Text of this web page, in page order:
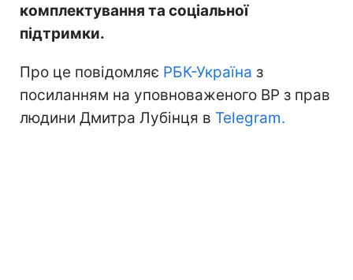
комплектування та соціальної
підтримки.
Про це повідомляє РБК-Україна з
посиланням на уповноваженого ВР з прав
людини Дмитра Лубінця в Telegram.